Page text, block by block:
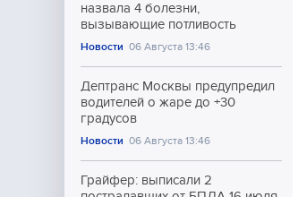
назвала 4 болезни,
вызывающие потливость
Новости 06 Августа 13:46
Дептранс Москвы предупредил
водителей о жаре до +30
градусов
Новости 06 Августа 13:46
Грайфер: выписали 2